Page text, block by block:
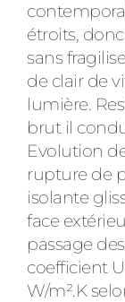
étroits,
sans
de clair de
lumière.
brut il
Evolution
rupture de
isolante
face
passage
coefficient
W/m².K